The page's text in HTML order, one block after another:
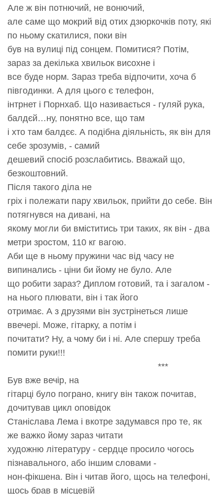
Але ж він потнючий, не вонючий,
але саме що мокрий від отих дзюркочків поту, які
по ньому скатилися, поки він
був на вулиці під сонцем. Помитися? Потім,
зараз за декілька хвильок висохне і
все буде норм. Зараз треба відпочити, хоча б
півгодинки. А для цього є телефон,
інтрнет і Порнхаб. Що називається - гуляй рука,
балдєй…ну, понятно все, що там
і хто там балдєє. А подібна діяльність, як він для
себе зрозумів, - самий
дешевий спосіб розслабитись. Вважай що,
безкоштовний.
Після такого діла не
гріх і полежати пару хвильок, прийти до себе. Він
потягнувся на дивані, на
якому могли би вміститись три таких, як він - два
метри зростом, 110 кг вагою.
Аби ще в ньому пружини час від часу не
випинались - ціни би йому не було. Але
що робити зараз? Диплом готовий, та і загалом -
на нього плювати, він і так його
отримає. А з друзями він зустрінеться лише
ввечері. Може, гітарку, а потім і
почитати? Ну, а чому би і ні. Але спершу треба
помити руки!!!
***
Був вже вечір, на
гітарці було пограно, книгу він також почитав,
дочитував цикл оповідок
Станіслава Лема і вкотре задумався про те, як
же важко йому зараз читати
художню літературу - сердце просило чогось
пізнавального, або іншим словами -
нон-фікшена. Він і читав його, щось на телефоні,
щось брав в місцевій